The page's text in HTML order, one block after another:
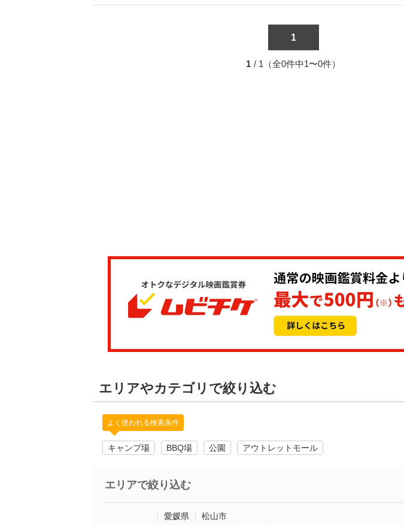
1
1 / 1（全0件中1〜0件）
エリアやカテゴリで絞り込む
よく使われる検索条件
キャンプ場 BBQ場 公園 アウトレットモール
エリアで絞り込む
愛媛県
松山市